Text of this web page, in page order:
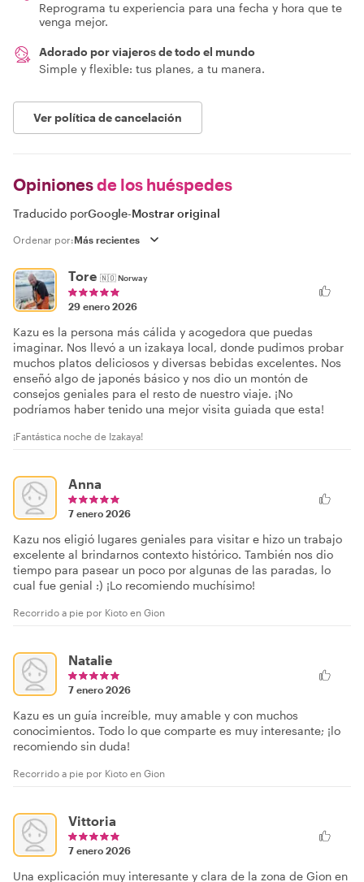
Reprograma tu experiencia para una fecha y hora que te
venga mejor.
Adorado por viajeros de todo el mundo
Simple y flexible: tus planes, a tu manera.
Ver política de cancelación
Opinionesde los huéspedes
Traducido porGoogle-Mostrar original
Ordenar por:
Tore 🇳🇴Norway
29 enero 2026
Kazu es la persona más cálida y acogedora que puedas
imaginar. Nos llevó a un izakaya local, donde pudimos probar
muchos platos deliciosos y diversas bebidas excelentes. Nos
enseñó algo de japonés básico y nos dio un montón de
consejos geniales para el resto de nuestro viaje. ¡No
podríamos haber tenido una mejor visita guiada que esta!
¡Fantástica noche de Izakaya!
Anna
7 enero 2026
Kazu nos eligió lugares geniales para visitar e hizo un trabajo
excelente al brindarnos contexto histórico. También nos dio
tiempo para pasear un poco por algunas de las paradas, lo
cual fue genial :) ¡Lo recomiendo muchísimo!
Recorrido a pie por Kioto en Gion
Natalie
7 enero 2026
Kazu es un guía increíble, muy amable y con muchos
conocimientos. Todo lo que comparte es muy interesante; ¡lo
recomiendo sin duda!
Recorrido a pie por Kioto en Gion
Vittoria
7 enero 2026
Una explicación muy interesante y clara de la zona de Gion en